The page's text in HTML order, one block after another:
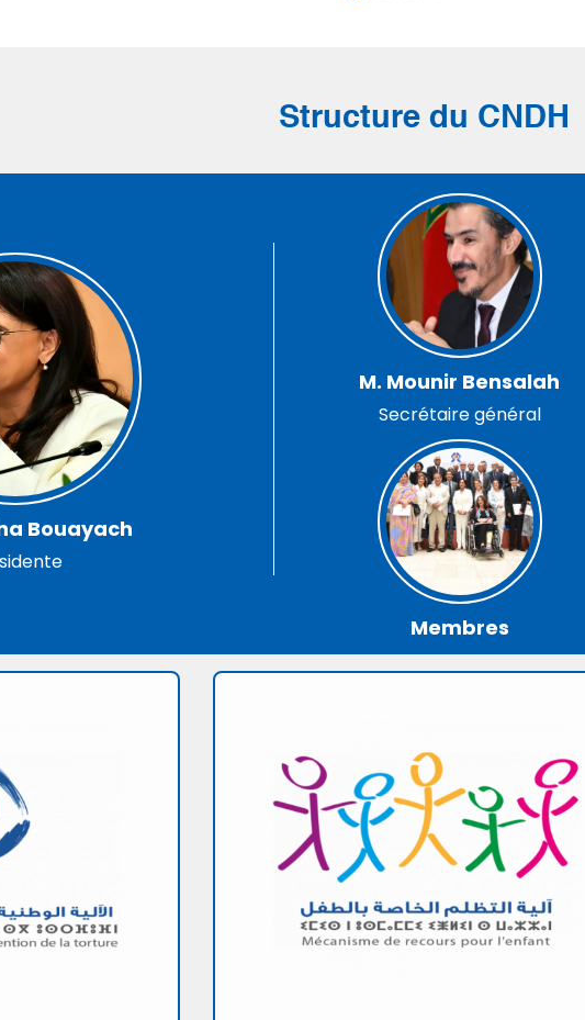
Structure du CNDH
Bouayach
M. Mounir Bensalah
Secrétaire général
Membres